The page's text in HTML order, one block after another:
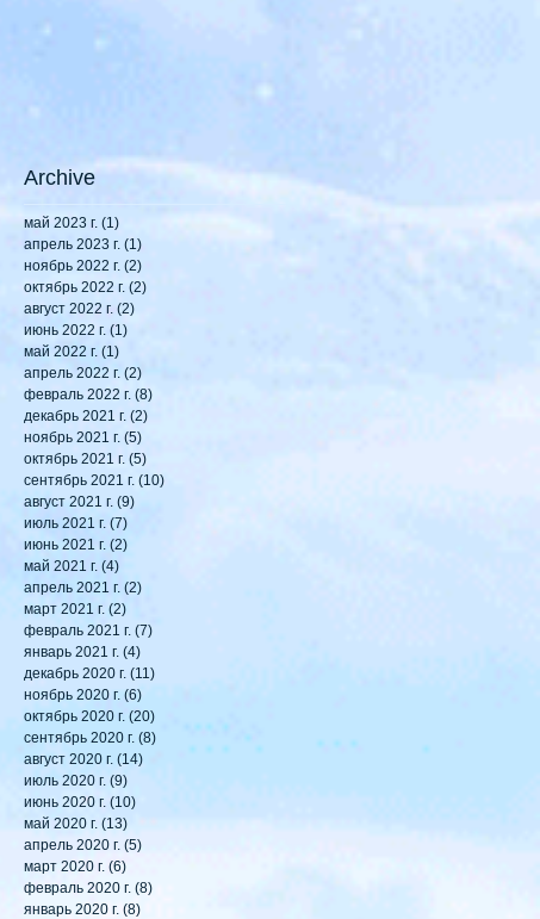
Archive
май 2023 г. (1)
апрель 2023 г. (1)
ноябрь 2022 г. (2)
октябрь 2022 г. (2)
август 2022 г. (2)
июнь 2022 г. (1)
май 2022 г. (1)
апрель 2022 г. (2)
февраль 2022 г. (8)
декабрь 2021 г. (2)
ноябрь 2021 г. (5)
октябрь 2021 г. (5)
сентябрь 2021 г. (10)
август 2021 г. (9)
июль 2021 г. (7)
июнь 2021 г. (2)
май 2021 г. (4)
апрель 2021 г. (2)
март 2021 г. (2)
февраль 2021 г. (7)
январь 2021 г. (4)
декабрь 2020 г. (11)
ноябрь 2020 г. (6)
октябрь 2020 г. (20)
сентябрь 2020 г. (8)
август 2020 г. (14)
июль 2020 г. (9)
июнь 2020 г. (10)
май 2020 г. (13)
апрель 2020 г. (5)
март 2020 г. (6)
февраль 2020 г. (8)
январь 2020 г. (8)